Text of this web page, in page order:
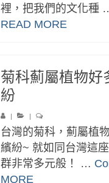
裡，把我們的文化種
READ MORE
菊科薊屬植物好
紛
| |
台灣的菊科，薊屬植
繽紛~ 就如同台灣這
群非常多元般！ …
MORE